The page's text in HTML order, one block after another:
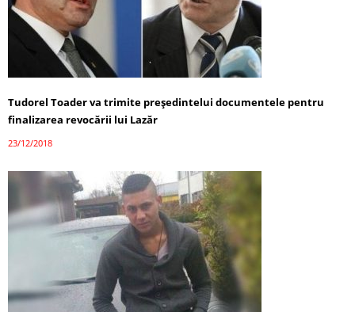
Tudorel Toader va trimite preşedintelui documentele pentru
finalizarea revocării lui Lazăr
23/12/2018